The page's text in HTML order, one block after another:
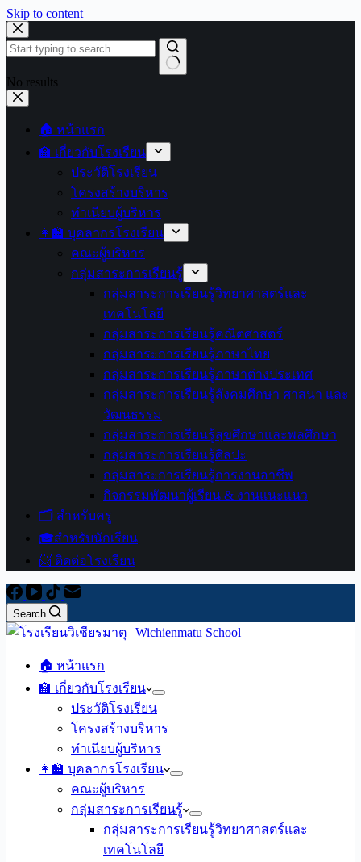
Skip to content
No results
🏠 หน้าแรก
🏫 เกี่ยวกับโรงเรียน
ประวัติโรงเรียน
โครงสร้างบริหาร
ทำเนียบผู้บริหาร
👩‍🏫 บุคลากรโรงเรียน
คณะผู้บริหาร
กลุ่มสาระการเรียนรู้
กลุ่มสาระการเรียนรู้วิทยาศาสตร์และ
เทคโนโลยี
กลุ่มสาระการเรียนรู้คณิตศาสตร์
กลุ่มสาระการเรียนรู้ภาษาไทย
กลุ่มสาระการเรียนรู้ภาษาต่างประเทศ
กลุ่มสาระการเรียนรู้สังคมศึกษา ศาสนา และ
วัฒนธรรม
กลุ่มสาระการเรียนรู้สุขศึกษาและพลศึกษา
กลุ่มสาระการเรียนรู้ศิลปะ
กลุ่มสาระการเรียนรู้การงานอาชีพ
กิจกรรมพัฒนาผู้เรียน & งานแนะแนว
🗂️ สำหรับครู
🎓สำหรับนักเรียน
📨 ติดต่อโรงเรียน
Search
🏠 หน้าแรก
🏫 เกี่ยวกับโรงเรียน
ประวัติโรงเรียน
โครงสร้างบริหาร
ทำเนียบผู้บริหาร
👩‍🏫 บุคลากรโรงเรียน
คณะผู้บริหาร
กลุ่มสาระการเรียนรู้
กลุ่มสาระการเรียนรู้วิทยาศาสตร์และ
เทคโนโลยี